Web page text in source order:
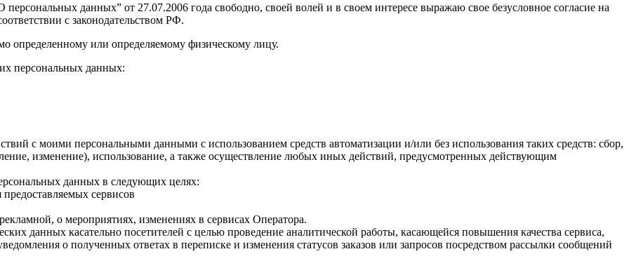
данных” от 27.07.2006 года свободно, своей волей и в своем интересе выражаю свое безусловное согласие на
с законодательством РФ.
определенному или определяемому физическому лицу.
персональных данных:
с моими персональными данными с использованием средств автоматизации и/или без использования таких средств: сбор,
изменение), использование, а также осуществление любых иных действий, предусмотренных действующим
данных в следующих целях:
сервисов
о мероприятиях, изменениях в сервисах Оператора.
данных касательно посетителей с целью проведение аналитической работы, касающейся повышения качества сервиса,
о полученных ответах в переписке и изменения статусов заказов или запросов посредством рассылки сообщений